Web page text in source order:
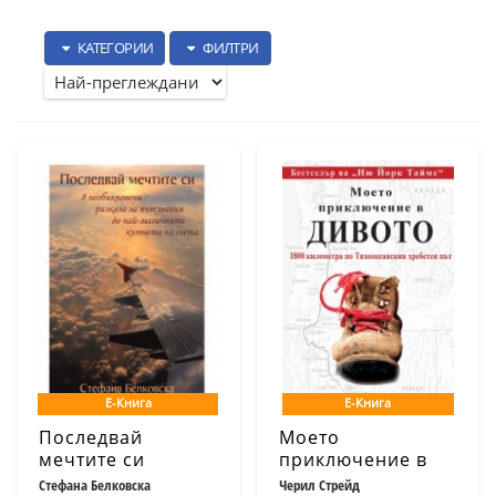
КАТЕГОРИИ ФИЛТРИ
Е-Книга
Последвай
мечтите си
Стефана Белковска
Е-Книга
Моето
приключение в
дивото: 1800
Черил Стрейд